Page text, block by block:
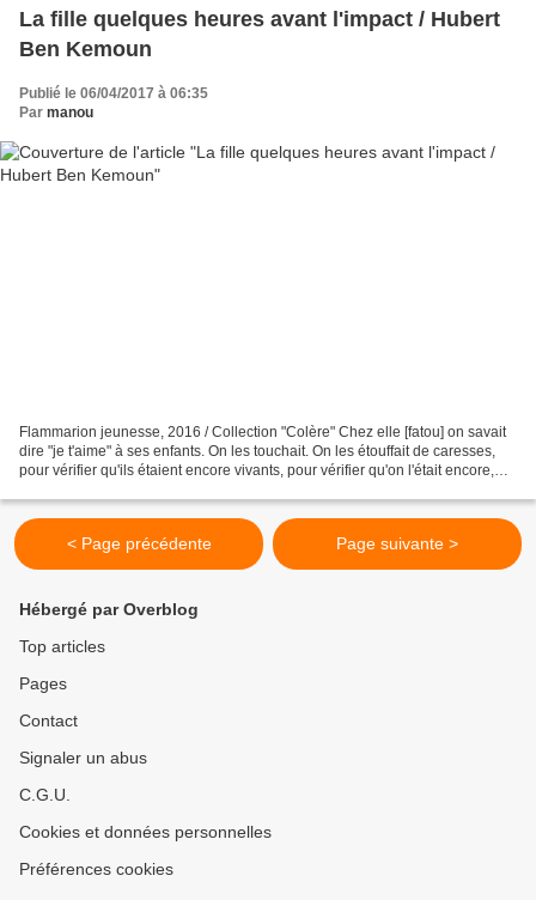
La fille quelques heures avant l'impact / Hubert
Ben Kemoun
Publié le 06/04/2017 à 06:35
Par manou
Flammarion jeunesse, 2016 / Collection "Colère" Chez elle [fatou] on savait
dire "je t'aime" à ses enfants. On les touchait. On les étouffait de caresses,
pour vérifier qu'ils étaient encore vivants, pour vérifier qu'on l'était encore,
< Page précédente Page suivante >
Hébergé par Overblog
Top articles
Pages
Contact
Signaler un abus
C.G.U.
Cookies et données personnelles
Préférences cookies